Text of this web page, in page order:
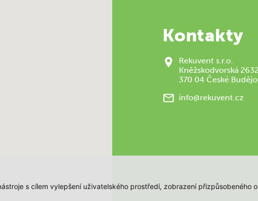
s cílem vylepšení uživatelského prostředí, zobrazení přizpůsobeného
Kontakty
Rekuvent s.r.o.
Kněžskodvorská
370 04 České
info@rekuvent.cz